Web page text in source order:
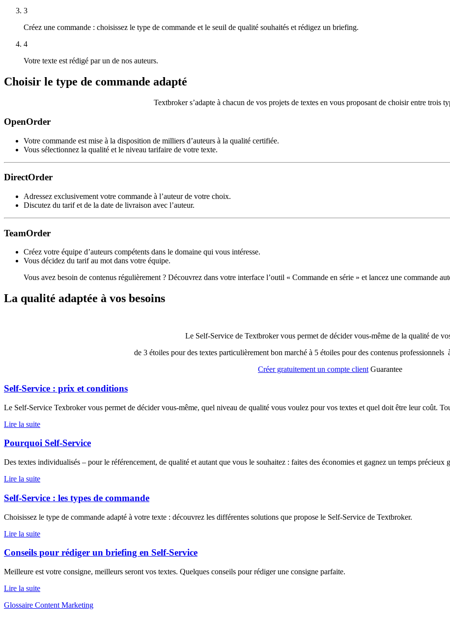
3
Créez une commande : choisissez le type de commande et le seuil de qualité souhaités et rédigez un briefing.
4
Votre texte est rédigé par un de nos auteurs.
Choisir le type de commande adapté
Textbroker s’adapte à chacun de vos projets de textes en vous proposant de choisir entre trois
OpenOrder
Votre commande est mise à la disposition de milliers d’auteurs à la qualité certifiée.
Vous sélectionnez la qualité et le niveau tarifaire de votre texte.
DirectOrder
Adressez exclusivement votre commande à l’auteur de votre choix.
Discutez du tarif et de la date de livraison avec l’auteur.
TeamOrder
Créez votre équipe d’auteurs compétents dans le domaine qui vous intéresse.
Vous décidez du tarif au mot dans votre équipe.
Vous avez besoin de contenus régulièrement ? Découvrez dans votre interface l’outil « Commande en série » et lancez une commande
La qualité adaptée à vos besoins
Le Self-Service de Textbroker vous permet de décider vous-même de la qualité de
de 3 étoiles pour des textes particulièrement bon marché à 5 étoiles pour des contenus professionnels
Créer gratuitement un compte client Guarantee
Self-Service : prix et conditions
Le Self-Service Texbroker vous permet de décider vous-même, quel niveau de qualité vous voulez pour vos textes et quel doit être leur coût.
Lire la suite
Pourquoi Self-Service
Des textes individualisés – pour le référencement, de qualité et autant que vous le souhaitez : faites des économies et gagnez un temps précieux
Lire la suite
Self-Service : les types de commande
Choisissez le type de commande adapté à votre texte : découvrez les différentes solutions que propose le Self-Service de Textbroker.
Lire la suite
Conseils pour rédiger un briefing en Self-Service
Meilleure est votre consigne, meilleurs seront vos textes. Quelques conseils pour rédiger une consigne parfaite.
Lire la suite
Glossaire Content Marketing